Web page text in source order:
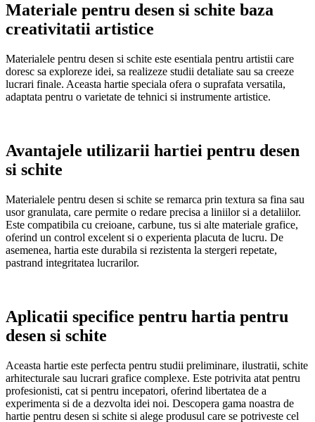
Materiale pentru desen si schite baza
creativitatii artistice
Materialele pentru desen si schite este esentiala pentru artistii care
doresc sa exploreze idei, sa realizeze studii detaliate sau sa creeze
lucrari finale. Aceasta hartie speciala ofera o suprafata versatila,
adaptata pentru o varietate de tehnici si instrumente artistice.
Avantajele utilizarii hartiei pentru desen
si schite
Materialele pentru desen si schite se remarca prin textura sa fina sau
usor granulata, care permite o redare precisa a liniilor si a detaliilor.
Este compatibila cu creioane, carbune, tus si alte materiale grafice,
oferind un control excelent si o experienta placuta de lucru. De
asemenea, hartia este durabila si rezistenta la stergeri repetate,
pastrand integritatea lucrarilor.
Aplicatii specifice pentru hartia pentru
desen si schite
Aceasta hartie este perfecta pentru studii preliminare, ilustratii, schite
arhitecturale sau lucrari grafice complexe. Este potrivita atat pentru
profesionisti, cat si pentru incepatori, oferind libertatea de a
experimenta si de a dezvolta idei noi. Descopera gama noastra de
hartie pentru desen si schite si alege produsul care se potriveste cel